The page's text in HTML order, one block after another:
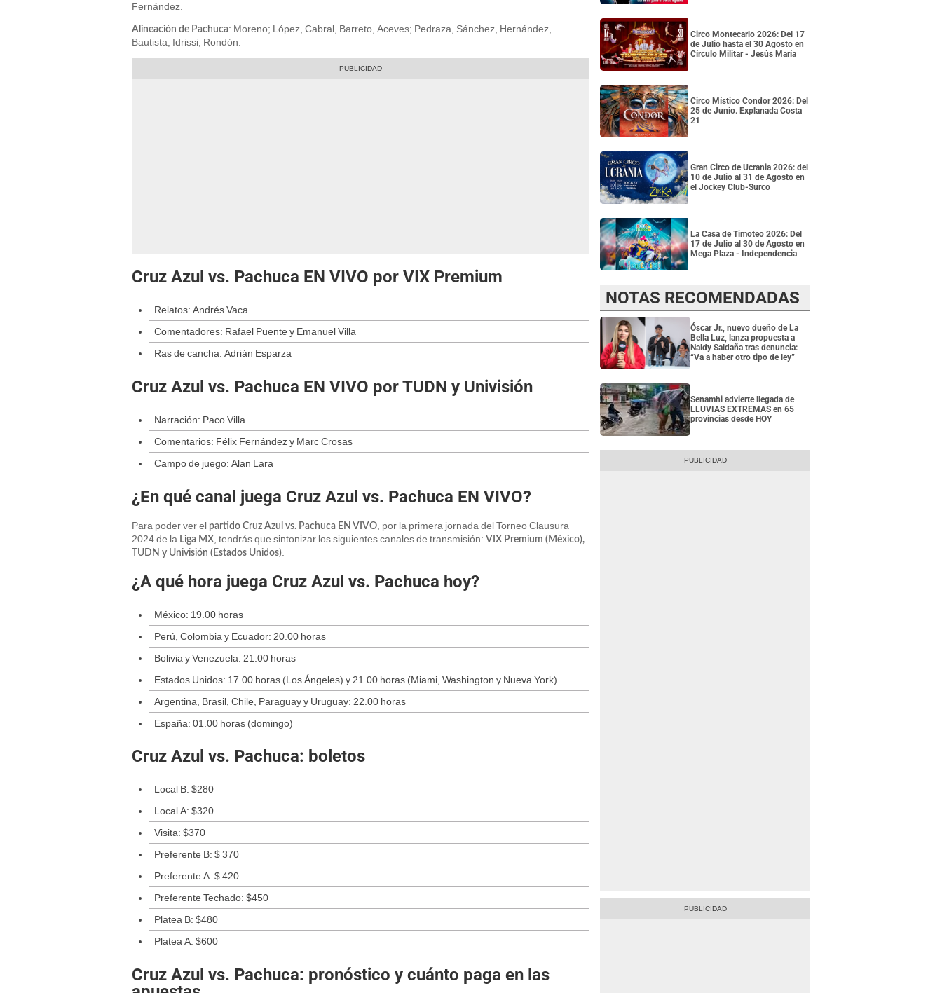
Fernández.
Alineación de Pachuca: Moreno; López, Cabral, Barreto, Aceves; Pedraza, Sánchez, Hernández,
Bautista, Idrissi; Rondón.
Cruz Azul vs. Pachuca EN VIVO por VIX Premium
Relatos: Andrés Vaca
Comentadores: Rafael Puente y Emanuel Villa
Ras de cancha: Adrián Esparza
Cruz Azul vs. Pachuca EN VIVO por TUDN y Univisión
Narración: Paco Villa
Comentarios: Félix Fernández y Marc Crosas
Campo de juego: Alan Lara
¿En qué canal juega Cruz Azul vs. Pachuca EN VIVO?
Para poder ver el partido Cruz Azul vs. Pachuca EN VIVO , por la primera jornada del Torneo Clausura
2024 de la Liga MX , tendrás que sintonizar los siguientes canales de transmisión: VIX Premium (México),
TUDN y Univisión (Estados Unidos)
¿A qué hora juega Cruz Azul vs. Pachuca hoy?
México: 19.00 horas
Perú, Colombia y Ecuador: 20.00 horas
Bolivia y Venezuela: 21.00 horas
Estados Unidos: 17.00 horas (Los Ángeles) y 21.00 horas (Miami, Washington y Nueva York)
Argentina, Brasil, Chile, Paraguay y Uruguay: 22.00 horas
España: 01.00 horas (domingo)
Cruz Azul vs. Pachuca: boletos
Local B: $280
Local A: $320
Visita: $370
Preferente B: $ 370
Preferente A: $ 420
Preferente Techado: $450
Platea B: $480
Platea A: $600
Cruz Azul vs. Pachuca: pronóstico y cuánto paga en las
Circo Montecarlo 2026: Del 17
de Julio hasta el 30 Agosto en
Círculo Militar - Jesús María
Circo Místico Condor 2026: Del
25 de Junio. Explanada Costa
21
Gran Circo de Ucrania 2026: del
10 de Julio al 31 de Agosto en
el Jockey Club-Surco
La Casa de Timoteo 2026: Del
17 de Julio al 30 de Agosto en
Mega Plaza - Independencia
NOTAS RECOMENDADAS
Óscar Jr., nuevo dueño de La
Bella Luz, lanza propuesta a
Naldy Saldaña tras denuncia:
“Va a haber otro tipo de ley”
Senamhi advierte llegada de
LLUVIAS EXTREMAS en 65
provincias desde HOY